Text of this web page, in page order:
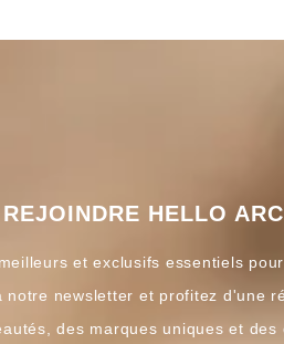
REJOINDRE HELLO
et exclusifs essentiels
notre newsletter et profitez d'une
des marques uniques et